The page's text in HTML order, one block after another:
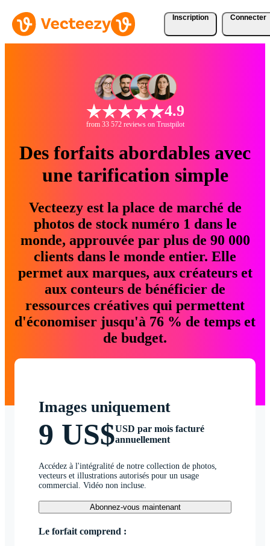
Inscription Connecter
4.9
from 33 572 reviews on Trustpilot
Des forfaits abordables avec
une tarification simple
Vecteezy est la place de marché de
photos de stock numéro 1 dans le
monde, approuvée par plus de 90 000
clients dans le monde entier. Elle
permet aux marques, aux créateurs et
aux conteurs de bénéficier de
ressources créatives qui permettent
d'économiser jusqu'à 76 % de temps et
de budget.
Images uniquement
9 US$USD par mois facturé
annuellement
Accédez à l'intégralité de notre collection de photos,
vecteurs et illustrations autorisés pour un usage
commercial. Vidéo non incluse.
Abonnez-vous maintenant
Le forfait comprend :